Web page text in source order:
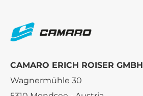
CAMARO ERICH ROISER GMBH
Wagnermühle 30